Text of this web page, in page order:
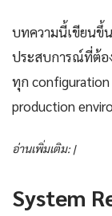
บทความนี้เขียนขึ้
ประสบการณ์ที่ต้อ
ทุก
production
อ่านเพิ่มเติม: |
System